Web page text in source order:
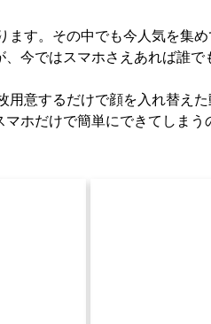
す。その中でも今人気を集
今ではスマホさえあれば誰で
意するだけで顔を入れ替え
ホだけで簡単にできてしま